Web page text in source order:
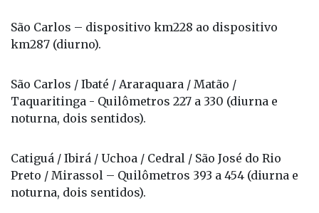
São Carlos – dispositivo km228 ao dispositivo
km287 (diurno).
São Carlos / Ibaté / Araraquara / Matão /
Taquaritinga - Quilômetros 227 a 330 (diurna e
noturna, dois sentidos).
Catiguá / Ibirá / Uchoa / Cedral / São José do Rio
Preto / Mirassol – Quilômetros 393 a 454 (diurna e
noturna, dois sentidos).